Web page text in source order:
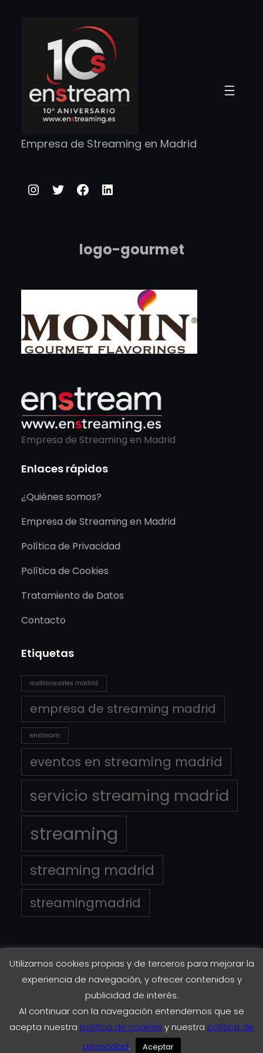
Empresa de Streaming en Madrid
Instagram
TwitterFacebook
LinkedIn
logo-gourmet
Empresa de Streaming en Madrid
Enlaces rápidos
¿Quiénes somos?
Empresa de Streaming en Madrid
Política de Privacidad
Política de Cookies
Tratamiento de Datos
Contacto
Etiquetas
audiovisuales madrid
empresa de streaming madrid
enstream
eventos en streaming madrid
servicio streaming madrid
streaming
streaming madrid
streamingmadrid
Copyright © 2023EnStreaming.es
Instagram
TwitterFacebook
LinkedIn
Utilizamos cookies propias y de terceros para mejorar la
experiencia de navegación, y ofrecer contenidos y
publicidad de interés.
Al continuar con la navegación entendemos que se
acepta nuestra política de cookies y nuestra política de
privacidad. Aceptar